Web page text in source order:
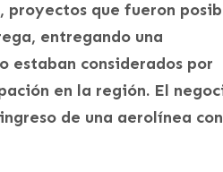
proyectos que fueron
entregando una
estaban considerados por
en la región. El
de una aerolínea con